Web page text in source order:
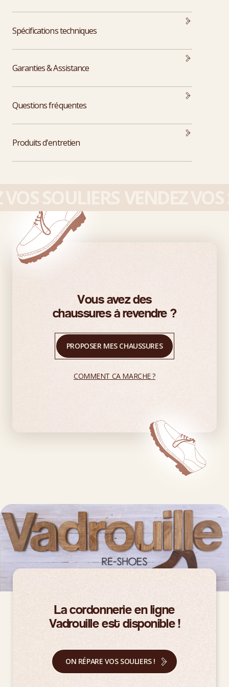
Spécifications techniques
Garanties & Assistance
Questions fréquentes
Produits d'entretien
Vous avez des
chaussures à revendre ?
PROPOSER MES CHAUSSURES
COMMENT CA MARCHE ?
La cordonnerie en ligne
Vadrouille est disponible !
ON RÉPARE VOS SOULIERS !